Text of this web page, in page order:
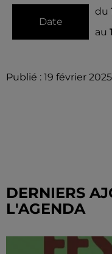
Date
du
au
Publié : 19 février 2025
DERNIERS
L'AGENDA